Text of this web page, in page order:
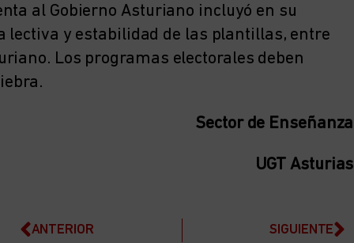
al Gobierno Asturiano incluyó en su
lectiva y estabilidad de las plantillas, entre
Los programas electorales deben
Sector de Enseñanza
UGT Asturias
ANTERIOR SIGUIENTE